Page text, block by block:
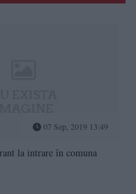
07 Sep, 2019 13:49
la intrare în comuna